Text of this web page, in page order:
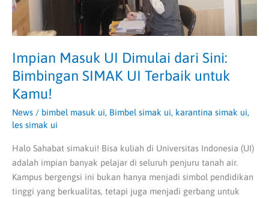
Impian Masuk UI Dimulai dari Sini:
Bimbingan SIMAK UI Terbaik untuk
Kamu!
News / bimbel masuk ui, Bimbel simak ui, karantina simak ui,
les simak ui
Halo Sahabat simakui! Bisa kuliah di Universitas Indonesia (UI)
adalah impian banyak pelajar di seluruh penjuru tanah air.
Kampus bergengsi ini bukan hanya menjadi simbol pendidikan
tinggi yang berkualitas, tetapi juga menjadi gerbang untuk
Terbaik
untuk
Kamu!